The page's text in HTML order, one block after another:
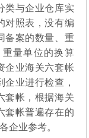
类与企业仓库实
对照表，没有编
备案的数量、重
量单位的换算
企业海关六套帐
业进行检查，
套帐，根据海关
套帐普遍存在的
企业参考。